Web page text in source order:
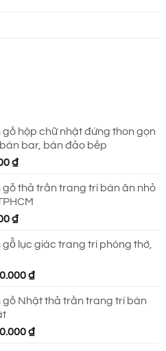
gỗ hộp chữ nhật đứng thon gọn
bar, bàn đảo bếp
₫.
₫Giá
tại
là:
750.000 ₫.
gỗ thả trần trang trí bàn ăn nhỏ
₫Giá
tại
690.000 ₫.
gỗ lục giác trang trí phòng thờ,
₫.
₫Giá
tại
2.150.000 ₫.
gỗ Nhật thả trần trang trí bàn
₫Giá